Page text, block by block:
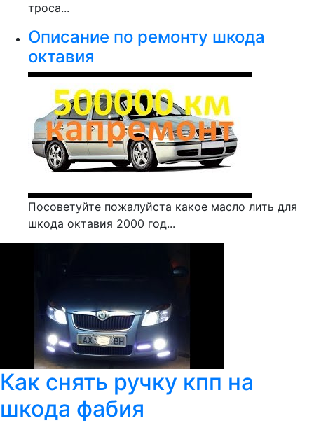
троса...
Описание по ремонту шкода
октавия
Посоветуйте пожалуйста какое масло лить для
шкода октавия 2000 год...
Как снять ручку кпп на
шкода фабия